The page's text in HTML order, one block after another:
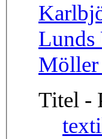
Lunds
Titel -